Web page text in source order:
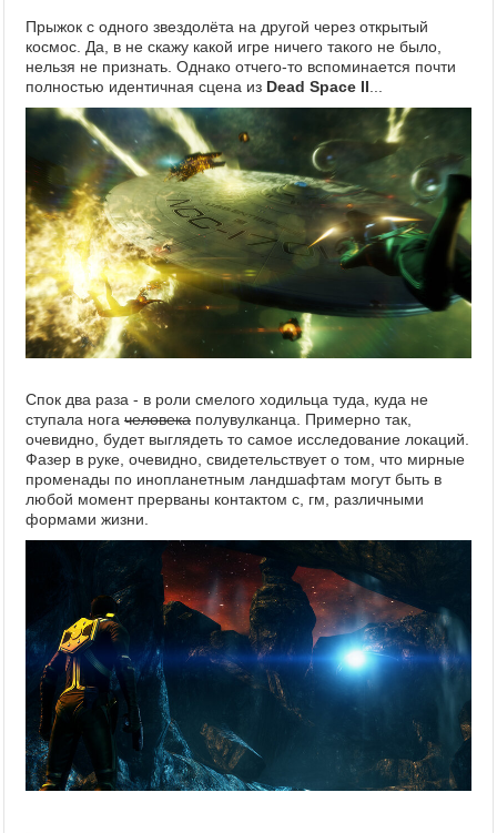
Прыжок с одного звездолёта на другой через открытый
космос. Да, в не скажу какой игре ничего такого не было,
нельзя не признать. Однако отчего-то вспоминается почти
полностью идентичная сцена из Dead Space II
Спок два раза - в роли смелого ходильца туда, куда не
ступала нога человека полувулканца. Примерно так,
очевидно, будет выглядеть то самое исследование локаций.
Фазер в руке, очевидно, свидетельствует о том, что мирные
променады по инопланетным ландшафтам могут быть в
любой момент прерваны контактом с, гм, различными
формами жизни.